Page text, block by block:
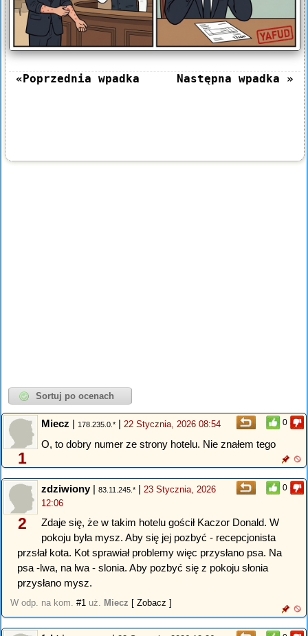
«Poprzednia wpadka Następna wpadka »
0
1
Miecz | 178.235.0.* | 22 Stycznia, 2026 08:54
O, to dobry numer ze strony hotelu. Nie znałem tego
0
2
zdziwiony| 83.11.245.* | 23 Stycznia, 2026
12:06
Zdaje się, że w takim hotelu gościł Kaczor Donald. W
pokoju była mysz. Aby się jej pozbyć - recepcjonista
przsłał kota. Kot sprawiał problemy więc przysłano psa. Na
psa -lwa, na lwa - slonia. Aby pozbyć się z pokoju słonia
przysłano mysz.
W odp. na kom. #1 uż. Miecz [ Zobacz ]